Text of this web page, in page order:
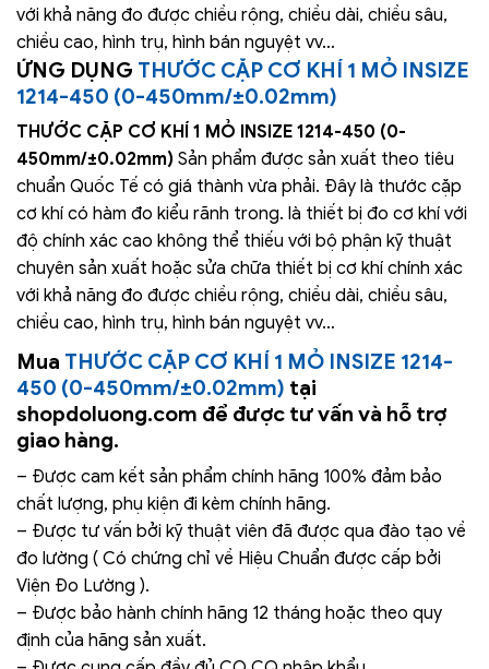
với khả năng đo được chiều rộng, chiều dài, chiều sâu,
chiều cao, hình trụ, hình bán nguyệt vv…
ỨNG DỤNG THƯỚC CẶP CƠ KHÍ 1 MỎ INSIZE
1214-450 (0-450mm/±0.02mm)
THƯỚC CẶP CƠ KHÍ 1 MỎ INSIZE 1214-450 (0-
450mm/±0.02mm) Sản phẩm được sản xuất theo tiêu
chuẩn Quốc Tế có giá thành vừa phải. Đây là thước cặp
cơ khí có hàm đo kiểu rãnh trong. là thiết bị đo cơ khí với
độ chính xác cao không thể thiếu với bộ phận kỹ thuật
chuyên sản xuất hoặc sửa chữa thiết bị cơ khí chính xác
với khả năng đo được chiều rộng, chiều dài, chiều sâu,
chiều cao, hình trụ, hình bán nguyệt vv…
Mua THƯỚC CẶP CƠ KHÍ 1 MỎ INSIZE 1214-
450 (0-450mm/±0.02mm) tại
shopdoluong.com để được tư vấn và hỗ trợ
giao hàng.
– Được cam kết sản phẩm chính hãng 100% đảm bảo
chất lượng, phụ kiện đi kèm chính hãng.
– Được tư vấn bởi kỹ thuật viên đã được qua đào tạo về
đo lường ( Có chứng chỉ về Hiệu Chuẩn được cấp bởi
Viện Đo Lường ).
– Được bảo hành chính hãng 12 tháng hoặc theo quy
định của hãng sản xuất.